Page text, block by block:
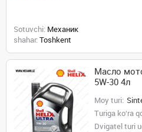
Sotuvchi: Механик
shahar: Toshkent
Масло
5W-30 4л
Moy turi:
Turiga ko‘ra
Dvigatel turi